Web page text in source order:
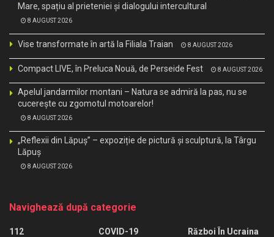
Mare, spațiu al prieteniei și dialogului intercultural
8 AUGUST 2026
Vise transformate în artă la Filiala Traian 8 AUGUST 2026
Compact LIVE, în Preluca Nouă, de Perseide Fest 8 AUGUST 2026
Apelul jandarmilor montani – Natura se admiră la pas, nu se
cucerește cu zgomotul motoarelor!
8 AUGUST 2026
„Reflexii din Lăpuș” – expoziție de pictură și sculptură, la Târgu
Lăpuș
8 AUGUST 2026
Navighează după categorie
112
COVID-19
Război În Ucraina